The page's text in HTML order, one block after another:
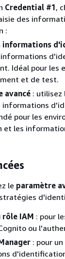
Credential #1,
des
:
informations
informations
Idéal pour les
et de test.
avancé : utilisez
informations
pour les
et les
le paramètre
rôle IAM : pour
ou
: pour